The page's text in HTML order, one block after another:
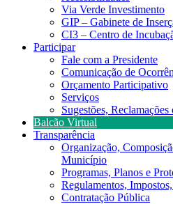
Via Verde Investimento
GIP – Gabinete de
CI3 – Centro de
Participar
Fale com a Presidente
Comunicação de
Orçamento Participativo
Serviços
Sugestões,
Balcão Virtual
Transparência
Organização,
Município
Programas, Planos e
Regulamentos,
Contratação Pública